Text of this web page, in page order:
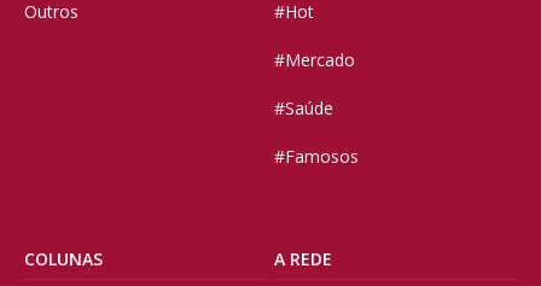
Outros #Hot
#Mercado
#Saúde
#Famosos
COLUNAS A REDE